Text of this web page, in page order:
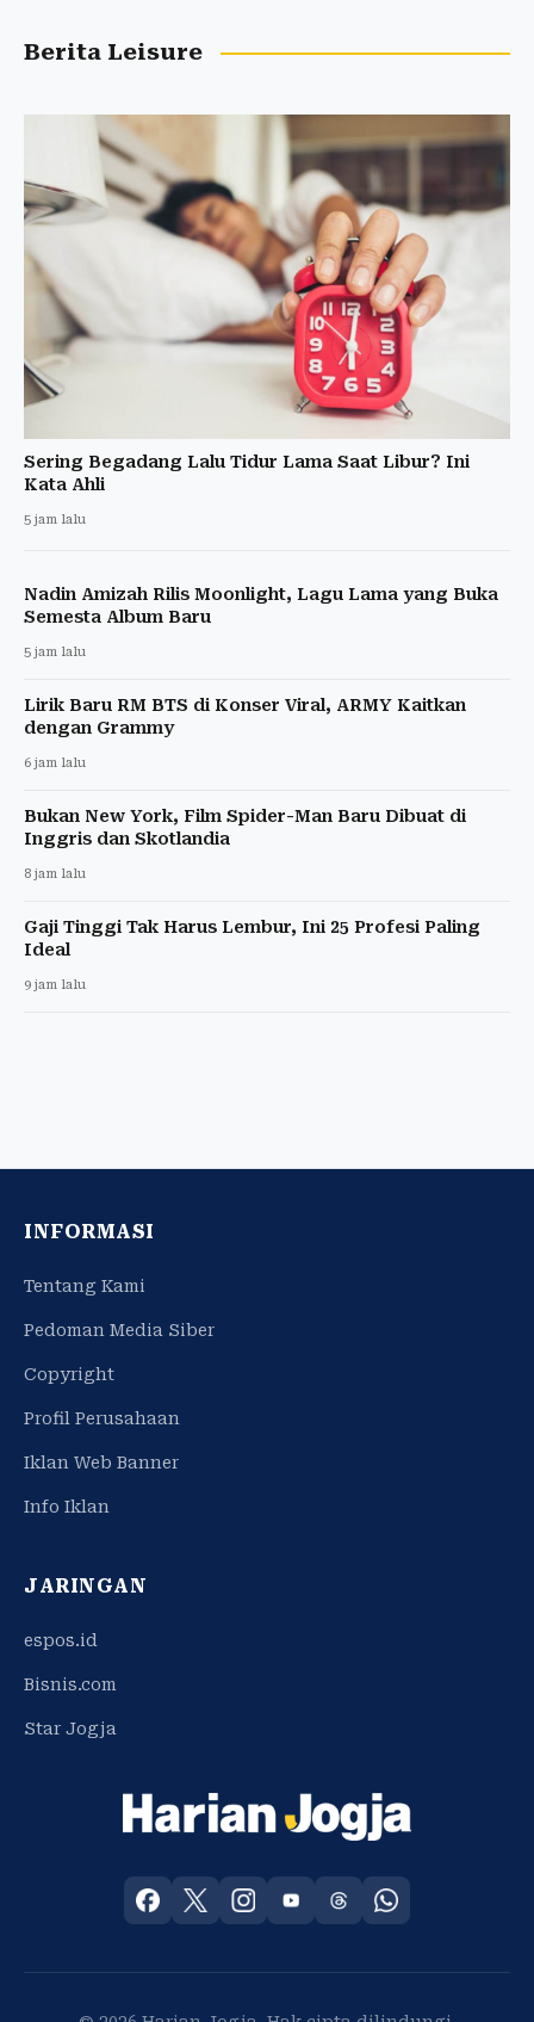
Berita Leisure
Sering Begadang Lalu Tidur Lama Saat Libur? Ini
Kata Ahli
5 jam lalu
Nadin Amizah Rilis Moonlight, Lagu Lama yang Buka
Semesta Album Baru
5 jam lalu
Lirik Baru RM BTS di Konser Viral, ARMY Kaitkan
dengan Grammy
6 jam lalu
Bukan New York, Film Spider-Man Baru Dibuat di
Inggris dan Skotlandia
8 jam lalu
Gaji Tinggi Tak Harus Lembur, Ini 25 Profesi Paling
Ideal
9 jam lalu
INFORMASI
Tentang Kami
Pedoman Media Siber
Copyright
Profil Perusahaan
Iklan Web Banner
Info Iklan
JARINGAN
espos.id
Bisnis.com
Star Jogja